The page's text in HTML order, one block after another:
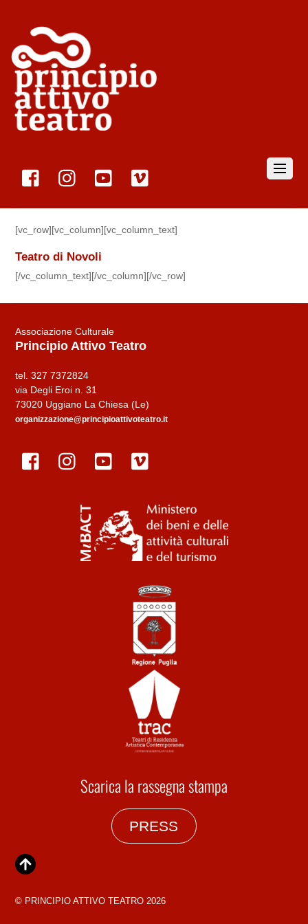
[vc_row][vc_column][vc_column_text]
Teatro di Novoli
[/vc_column_text][/vc_column][/vc_row]
Associazione Culturale
Principio Attivo Teatro
tel. 327 7372824
via Degli Eroi n. 31
73020 Uggiano La Chiesa (Le)
organizzazione@principioattivoteatro.it
Scarica la rassegna stampa
PRESS
© PRINCIPIO ATTIVO TEATRO 2026